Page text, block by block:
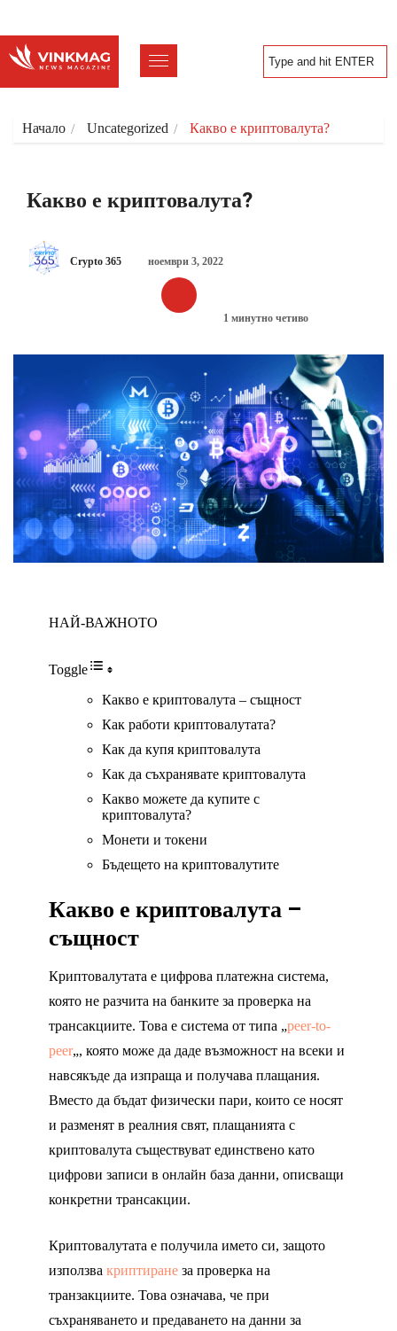
Начало Uncategorized Какво е криптовалута?
Какво е криптовалута?
Crypto 365 ноември 3, 2022
1 минутно четиво
НАЙ-ВАЖНОТО
Toggle
Какво е криптовалута – същност
Как работи криптовалутата?
Как да купя криптовалута
Как да съхранявате криптовалута
Какво можете да купите с
криптовалута?
Монети и токени
Бъдещето на криптовалутите
Какво е криптовалута –
същност
Криптовалутата е цифрова платежна система,
която не разчита на банките за проверка на
трансакциите. Това е система от типа „peer-to-
peer„, която може да даде възможност на всеки и
навсякъде да изпраща и получава плащания.
Вместо да бъдат физически пари, които се носят
и разменят в реалния свят, плащанията с
криптовалута съществуват единствено като
цифрови записи в онлайн база данни, описващи
конкретни трансакции.
Криптовалутата е получила името си, защото
използва криптиране за проверка на
транзакциите. Това означава, че при
съхраняването и предаването на данни за